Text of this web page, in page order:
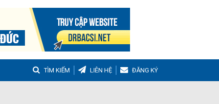
TÌM KIẾM LIÊN HỆ ĐĂNG KÝ